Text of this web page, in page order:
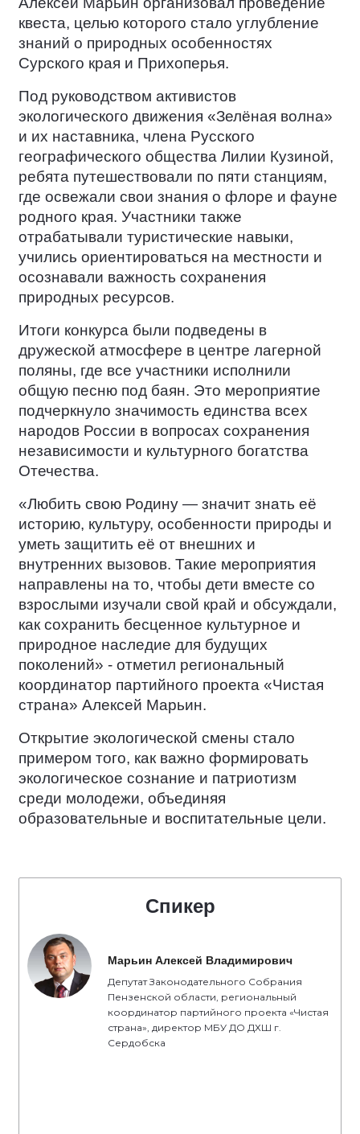
квеста, целью которого стало углубление
знаний о природных особенностях
Сурского края и Прихоперья.
Под руководством активистов
экологического движения «Зелёная волна»
и их наставника, члена Русского
географического общества Лилии Кузиной,
ребята путешествовали по пяти станциям,
где освежали свои знания о флоре и фауне
родного края. Участники также
отрабатывали туристические навыки,
учились ориентироваться на местности и
осознавали важность сохранения
природных ресурсов.
Итоги конкурса были подведены в
дружеской атмосфере в центре лагерной
поляны, где все участники исполнили
общую песню под баян. Это мероприятие
подчеркнуло значимость единства всех
народов России в вопросах сохранения
независимости и культурного богатства
Отечества.
«Любить свою Родину — значит знать её
историю, культуру, особенности природы и
уметь защитить её от внешних и
внутренних вызовов. Такие мероприятия
направлены на то, чтобы дети вместе со
взрослыми изучали свой край и обсуждали,
как сохранить бесценное культурное и
природное наследие для будущих
поколений» - отметил региональный
координатор партийного проекта «Чистая
страна» Алексей Марьин.
Открытие экологической смены стало
примером того, как важно формировать
экологическое сознание и патриотизм
среди молодежи, объединяя
образовательные и воспитательные цели.
Спикер
Марьин Алексей Владимирович
Депутат Законодательного Собрания
Пензенской области, региональный
координатор партийного проекта «Чистая
страна», директор МБУ ДО ДХШ г.
Сердобска